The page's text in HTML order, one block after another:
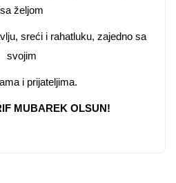
sa željom
sreći i rahatluku, zajedno sa
svojim
i prijateljima.
MUBAREK OLSUN!